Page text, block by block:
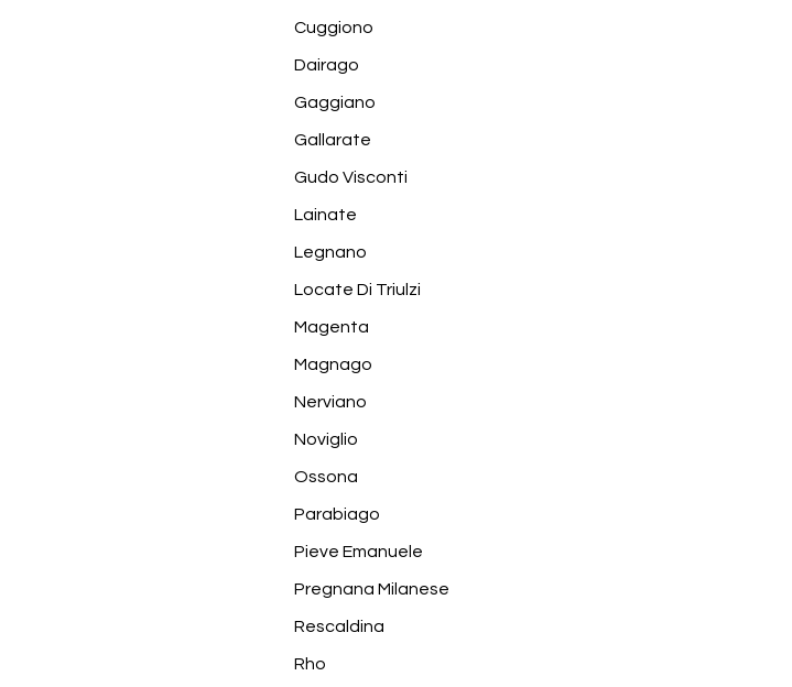
Cuggiono
Dairago
Gaggiano
Gallarate
Gudo Visconti
Lainate
Legnano
Locate Di Triulzi
Magenta
Magnago
Nerviano
Noviglio
Ossona
Parabiago
Pieve Emanuele
Pregnana Milanese
Rescaldina
Rho